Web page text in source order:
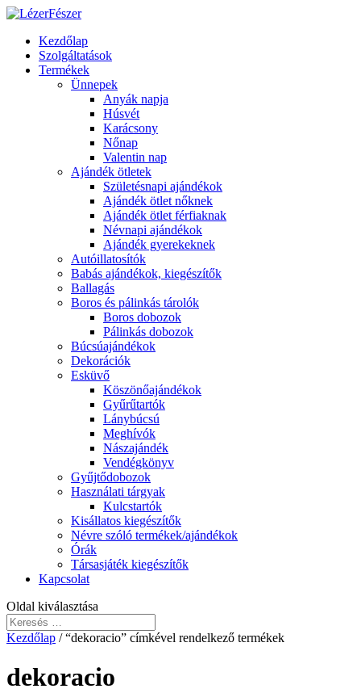
Kezdőlap
Szolgáltatások
Termékek
Ünnepek
Anyák napja
Húsvét
Karácsony
Nőnap
Valentin nap
Ajándék ötletek
Születésnapi ajándékok
Ajándék ötlet nőknek
Ajándék ötlet férfiaknak
Névnapi ajándékok
Ajándék gyerekeknek
Autóillatosítók
Babás ajándékok, kiegészítők
Ballagás
Boros és pálinkás tárolók
Boros dobozok
Pálinkás dobozok
Búcsúajándékok
Dekorációk
Esküvő
Köszönőajándékok
Gyűrűtartók
Lánybúcsú
Meghívók
Nászajándék
Vendégkönyv
Gyűjtődobozok
Használati tárgyak
Kulcstartók
Kisállatos kiegészítők
Névre szóló termékek/ajándékok
Órák
Társasjáték kiegészítők
Kapcsolat
Oldal kiválasztása
Kezdőlap / “dekoracio” címkével rendelkező termékek
dekoracio